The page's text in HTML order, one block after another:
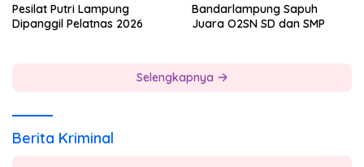
Pesilat Putri Lampung
Dipanggil Pelatnas 2026
Bandarlampung Sapuh
Juara O2SN SD dan SMP
Selengkapnya
Berita Kriminal